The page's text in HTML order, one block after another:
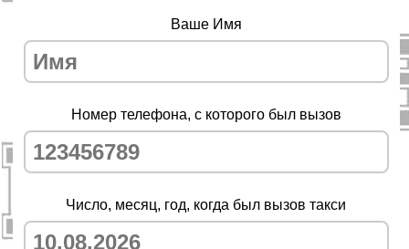
Ваше Имя
Номер телефона, с которого был вызов
Число, месяц, год, когда был вызов такси